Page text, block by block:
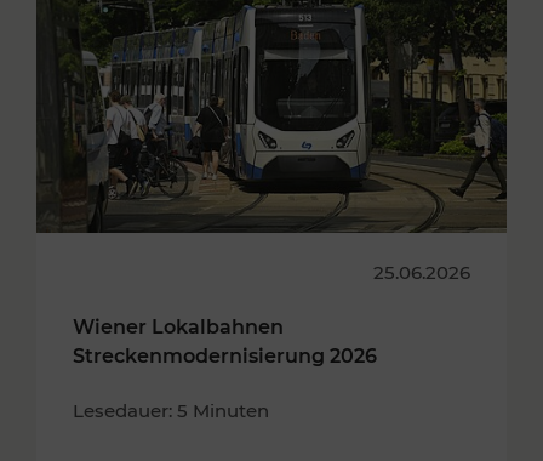
25.06.2026
Wiener Lokalbahnen
Streckenmodernisierung 2026
Lesedauer: 5 Minuten